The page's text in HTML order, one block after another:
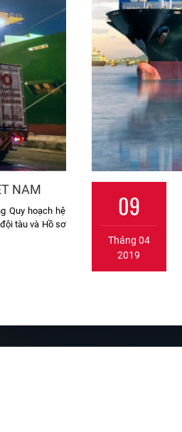
NAM
Quy hoạch hệ
tàu và Hồ sơ
09
Tháng 04
2019